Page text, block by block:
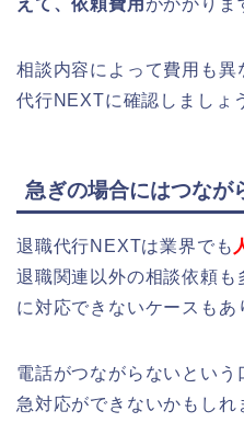
えて、依頼費用 がかかりま
相談内容によって費用も
代行NEXTに確認しましょ
急ぎの場合にはつなが
退職代行NEXTは業界でも
退職関連以外の相談依頼も
に対応できないケースもあ
電話がつながらないとい
急対応ができないかもしれ